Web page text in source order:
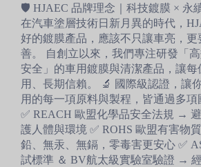
🛡️ HJAEC 品牌理念｜科技鍍膜 × 永
在汽車塗層技術日新月異的時代，
好的鍍膜產品，應該不只讓車亮，更
善。 自創立以來，我們專注研發「高
安全」的車用鍍膜與清潔產品，讓每
用、長期信賴。 🔬 國際級認證，讓
用的每一項原料與製程，皆通過多項
✅ REACH 歐盟化學品安全法規 →
護人體與環境 ✅ ROHS 歐盟有害物
鉛、無汞、無鎘，零毒害更安心 ✅
試標準 ＆ BV航太級實驗室驗證 →